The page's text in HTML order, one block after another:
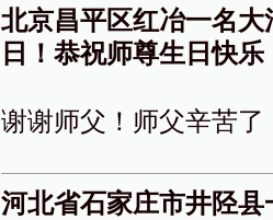
北京昌平区红冶一名
日！恭祝师尊生日快乐
谢谢师父！师父辛苦了
河北省石家庄市井陉